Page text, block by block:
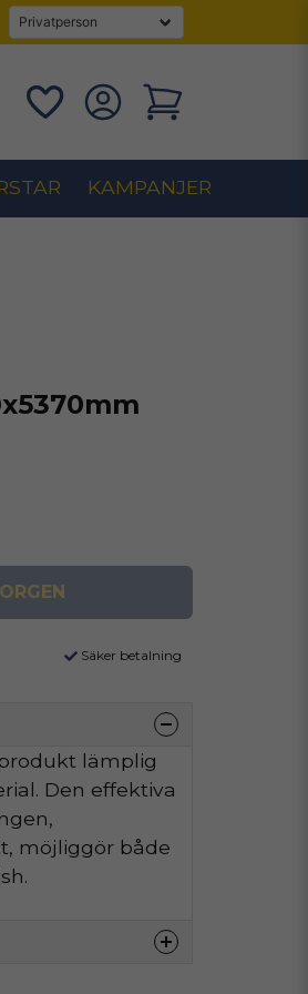
KAMPANJER
Säker betalning
lämplig
Den effektiva
möjliggör både